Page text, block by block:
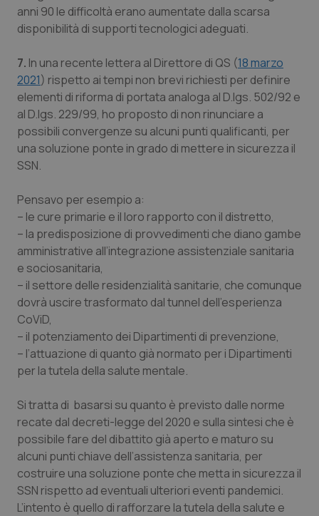
anni 90 le difficoltà erano aumentate dalla scarsa
disponibilità di supporti tecnologici adeguati.
7. In una recente lettera al Direttore di QS (18 marzo
2021) rispetto ai tempi non brevi richiesti per definire
elementi di riforma di portata analoga al D.lgs. 502/92 e
al D.lgs. 229/99, ho proposto di non rinunciare a
possibili convergenze su alcuni punti qualificanti, per
una soluzione ponte in grado di mettere in sicurezza il
SSN.
Pensavo per esempio a:
– le cure primarie e il loro rapporto con il distretto,
– la predisposizione di provvedimenti che diano gambe
amministrative all’integrazione assistenziale sanitaria
e sociosanitaria,
– il settore delle residenzialità sanitarie, che comunque
dovrà uscire trasformato dal tunnel dell’esperienza
CoViD,
– il potenziamento dei Dipartimenti di prevenzione,
– l’attuazione di quanto già normato per i Dipartimenti
per la tutela della salute mentale.
Si tratta di basarsi su quanto è previsto dalle norme
recate dal decreti-legge del 2020 e sulla sintesi che è
possibile fare del dibattito già aperto e maturo su
alcuni punti chiave dell’assistenza sanitaria, per
costruire una soluzione ponte che metta in sicurezza il
SSN rispetto ad eventuali ulteriori eventi pandemici.
L’intento è quello di rafforzare la tutela della salute e